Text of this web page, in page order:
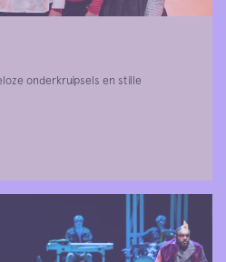
onderkruipsels en stille